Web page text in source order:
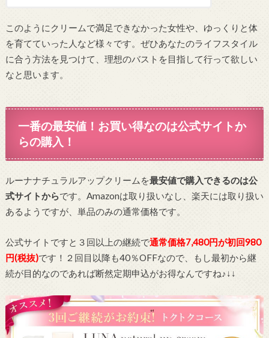
このようにクリームで満足できなかった女性や、ゆっくりと体
を育てていった人など様々です。ぜひあなたのライフスタイル
に合う方法を見つけて、理想のバストを目指して行って欲しい
なと思います。
一番の最安値！お買い得なのは公式サイトか
らの購入！
ルーナナチュラルアップクリームを最安値で購入できるのは公
式サイトからです。Amazonは取り扱いなし、楽天には取り扱い
あるようですが、単品のみの通常価格です。
公式サイトですと３回以上の継続で通常価格7,480円が初回980
円(税抜)です！２回目以降も40％OFFなので、もし最初から継
続が目的なのであれば断然定期申込がお得なんですね♪↓↓